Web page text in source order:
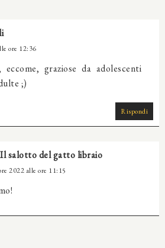
ore 12:36
graziose da adolescenti
;)
Rispondi
Il salotto del gatto libraio
2022 alle ore 11:15